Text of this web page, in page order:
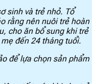
sinh và trẻ nhỏ. Tổ
rằng nên nuôi trẻ hoàn
cho ăn bổ sung khi trẻ
đến 24 tháng tuổi.
để lựa chọn sản phẩm